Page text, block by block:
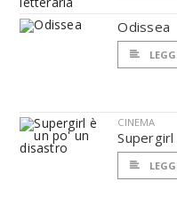
Odissea
CINEMA